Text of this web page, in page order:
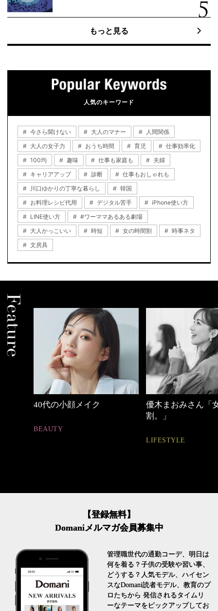
もっと見る
人気のキーワード
今さら聞けない 大人のマナー
人間関係
大人の女子力
おうち時間 育児
仕事効率化
100均
趣味 仕事も家庭も
夫婦
キャリアアップ
診断
仕事もおしゃれも
川口ゆかりの丁寧な暮らし
韓国
お料理レシピ代用
デジタル苦手
iPhone使い方
LINE使い方
#ワーママあるある劇場
大人かっこいい
時短 女の時間割
時事ネタ
文房具
優木まおみさん「女の時間
【ワーママのきれ
ュアル通勤】
FASHION
【登録無料】
Domaniメルマガ会員募集中
管理職世代の通勤コーデ、明日は
何を着る？子供の受験や習い事、
どうする？人気モデル、ハイセン
スなDomani読者モデル、教育のプ
ロたちから 発信されるタイムリ
ーなテーマをピックアップしてお